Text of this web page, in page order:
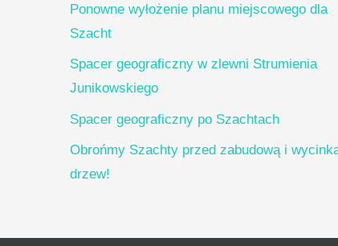
Ponowne wyłożenie planu miejscowego dla
Szacht
Spacer geograficzny w zlewni Strumienia
Junikowskiego
Spacer geograficzny po Szachtach
Obrońmy Szachty przed zabudową i
drzew!